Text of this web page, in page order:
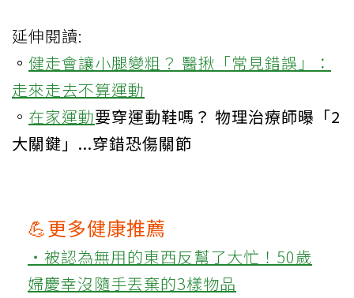
延伸閱讀:
。 健走會讓小腿變粗？ 醫揪「常見錯誤」：
走來走去不算運動
。 在家運動要穿運動鞋嗎？ 物理治療師曝「2
大關鍵」...穿錯恐傷關節
💪更多健康推薦
‧被認為無用的東西反幫了大忙！50歲
婦慶幸沒隨手丟棄的3樣物品